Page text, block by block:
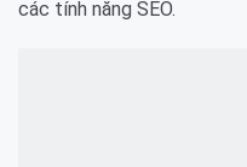
các tính năng SEO.